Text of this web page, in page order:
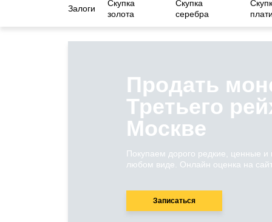
Залоги
Скупка
золота
Скупка
серебра
Продать
Третьего
Москве
Покупаем дорого редкие, ценные
любом виде. Онлайн оценка на
Записаться